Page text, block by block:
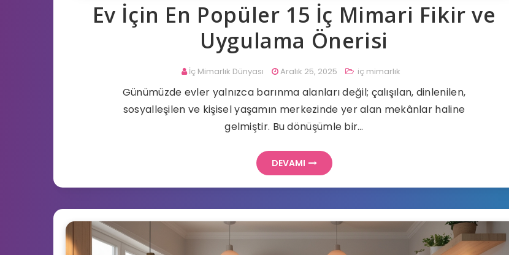
Ev İçin En Popüler 15 İç Mimari Fikir ve
Uygulama Önerisi
İç Mimarlık Dünyası Aralık 25, 2025 iç mimarlık
Günümüzde evler yalnızca barınma alanları değil; çalışılan, dinlenilen,
sosyalleşilen ve kişisel yaşamın merkezinde yer alan mekânlar haline
gelmiştir. Bu dönüşümle bir…
DEVAMI